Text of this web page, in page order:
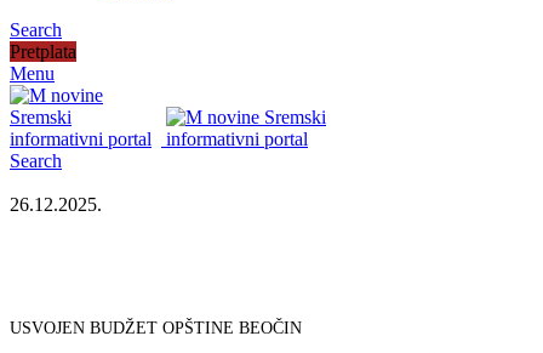
Search
Pretplata
Menu
Search
26.12.2025.
USVOJEN BUDŽET OPŠTINE BEOČIN